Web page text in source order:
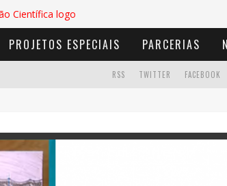
PROJETOS ESPECIAIS PARCERIAS
FACEBOOK
TWITTER
RSS